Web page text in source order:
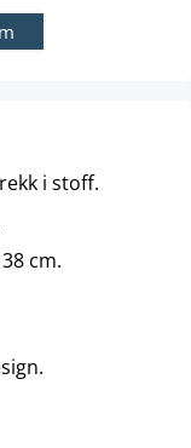
i stoff.
cm.